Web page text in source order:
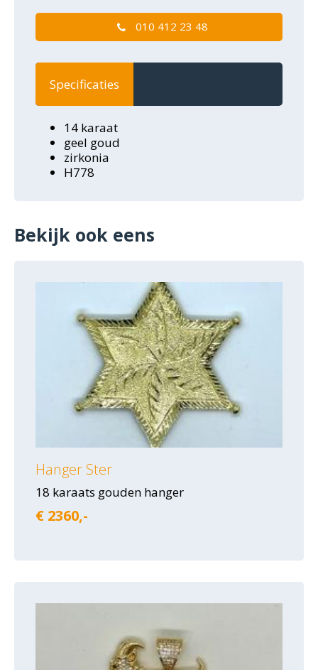
010 412 23 48
Specificaties
14 karaat
geel goud
zirkonia
H778
Bekijk ook eens
Hanger Ster
18 karaats gouden hanger
€ 2360,-